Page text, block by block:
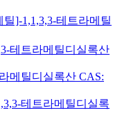
]-1,1,3,3-테트라메틸
테트라메틸디실록산
메틸디실록산 CAS:
테트라메틸디실록